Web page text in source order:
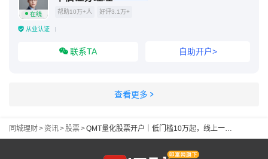
在线 帮助10万+人 好评3.1万+
从业认证
联系TA 自助开户>
查看更多
同城理财>资讯>股票> QMT量化股票开户｜低门槛10万起，线上一站式办理